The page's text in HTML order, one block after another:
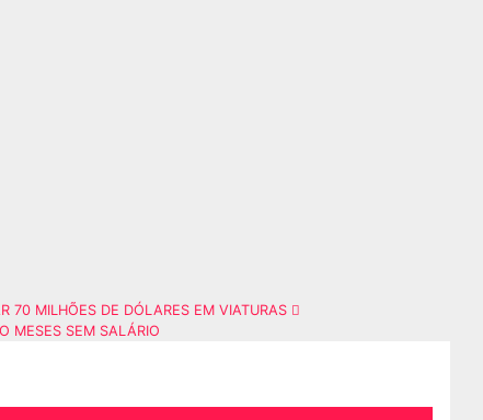
70 MILHÕES DE DÓLARES EM VIATURAS
MESES SEM SALÁRIO